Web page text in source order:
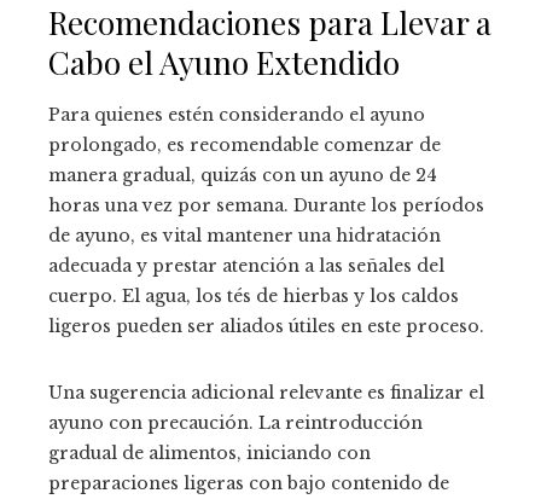
Recomendaciones para Llevar a
Cabo el Ayuno Extendido
Para quienes estén considerando el ayuno
prolongado, es recomendable comenzar de
manera gradual, quizás con un ayuno de 24
horas una vez por semana. Durante los períodos
de ayuno, es vital mantener una hidratación
adecuada y prestar atención a las señales del
cuerpo. El agua, los tés de hierbas y los caldos
ligeros pueden ser aliados útiles en este proceso.
Una sugerencia adicional relevante es finalizar el
ayuno con precaución. La reintroducción
gradual de alimentos, iniciando con
preparaciones ligeras con bajo contenido de